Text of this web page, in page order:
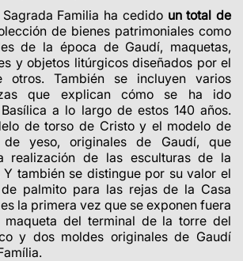
Familia ha cedido un total de
de bienes patrimoniales como
de la época de Gaudí, maquetas,
y objetos litúrgicos diseñados por el
otros. También se incluyen varios
que explican cómo se ha ido
a lo largo de estos 140 años.
de torso de Cristo y el modelo de
de yeso, originales de Gaudí, que
realización de las esculturas de la
Y también se distingue por su valor el
palmito para las rejas de la Casa
la primera vez que se exponen fuera
del terminal de la torre del
y dos moldes originales de Gaudí